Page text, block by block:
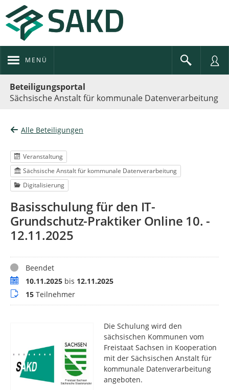
MENÜ
Beteiligungsportal
Sächsische Anstalt für kommunale Datenverarbeitung
Alle Beteiligungen
Veranstaltung
Sächsische Anstalt für kommunale Datenverarbeitung
Digitalisierung
Basisschulung für den IT-
Grundschutz-Praktiker Online 10. -
12.11.2025
StatusBeendet
Termin10.11.2025 bis 12.11.2025
Teilnehmer
15 Teilnehmer
Die Schulung wird den
sächsischen Kommunen vom
Freistaat Sachsen in Kooperation
mit der Sächsischen Anstalt für
kommunale Datenverarbeitung
angeboten.